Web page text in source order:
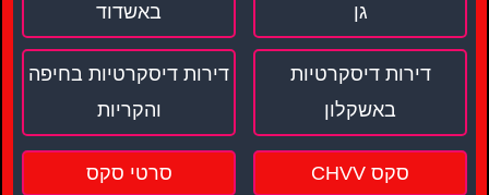
גן
באשדוד
דירות דיסקרטיות
באשקלון
דירות דיסקרטיות בחיפה
והקריות
סקס CHVV סרטי סקס